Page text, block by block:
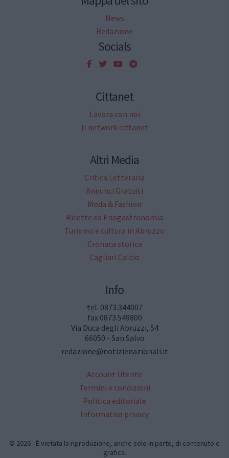
News
Redazione
Socials
Cittanet
Lavora con noi
Il network cittanet
Altri Media
Critica Letteraria
Annunci Gratuiti
Moda & Fashion
Ricette ed Enogastronomia
Turismo e cultura in Abruzzo
Cronaca storica
Cagliari Calcio
Info
tel. 0873.344007
fax 0873.549800
Via Duca degli Abruzzi, 54
66050 - San Salvo
redazione@notizienazionali.it
Account Utente
Termini e condizioni
Politica editoriale
Informativa privacy
© 2026 - È vietata la riproduzione, anche solo in parte, di contenuto e
grafica.